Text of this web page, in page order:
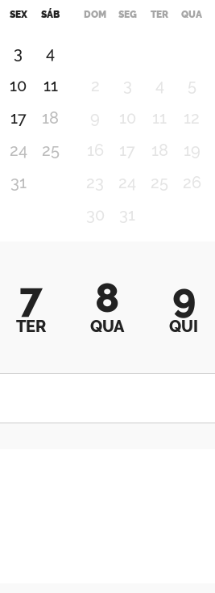
SEX SÁB
3
4
10
11
17
18
24
25
31
DOM SEG TER QUA
2
3 4 5
9
10 11 12
16
17 18 19
23
24 25 26
30
31
7
TER
8
QUA
9
QUI